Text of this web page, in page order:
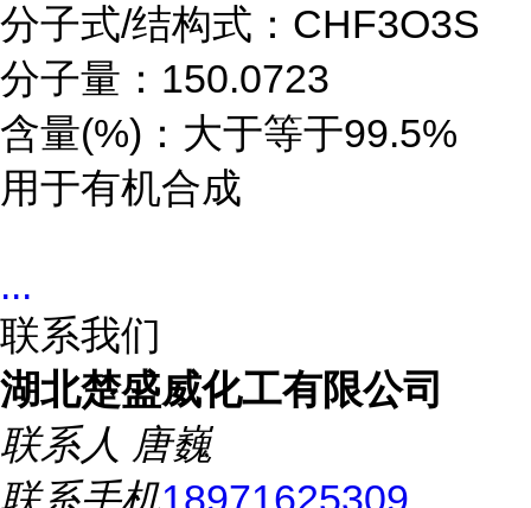
分子式/结构式：CHF3O3S
分子量：150.0723
含量(%)：大于等于99.5%
用于有机合成
...
联系我们
湖北楚盛威化工有限公司
联系人 唐巍
联系手机18971625309